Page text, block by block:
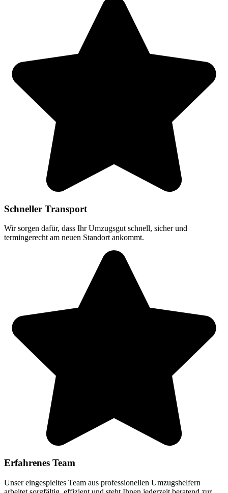
Schneller Transport
Wir sorgen dafür, dass Ihr Umzugsgut schnell, sicher und
termingerecht am neuen Standort ankommt.
Erfahrenes Team
Unser eingespieltes Team aus professionellen Umzugshelfern